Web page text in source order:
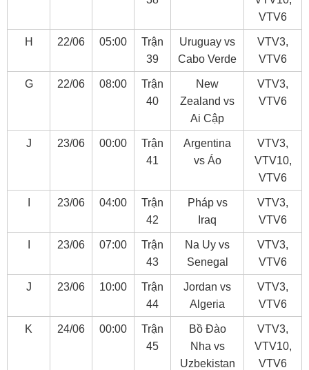
VTV6
H 22/06 05:00
Trận
39
Uruguay vs
Cabo Verde
VTV3,
VTV6
G 22/06 08:00
Trận
40
New
Zealand vs
Ai Cập
VTV3,
VTV6
J 23/06 00:00
Trận
41
Argentina
vs Áo
VTV3,
VTV10,
VTV6
23/06 04:00
Trận
42
Pháp vs
Iraq
VTV3,
VTV6
23/06 07:00
Trận
43
Na Uy vs
Senegal
VTV3,
VTV6
J 23/06 10:00
Trận
44
Jordan vs
Algeria
VTV3,
VTV6
K 24/06 00:00
Trận
45
Bồ Đào
Nha vs
Uzbekistan
VTV3,
VTV10,
VTV6